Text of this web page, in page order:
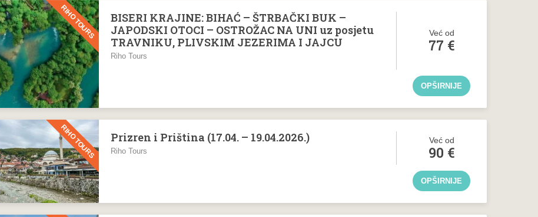
RIHO TOURS
BISERI KRAJINE: BIHAĆ – ŠTRBAČKI BUK –
JAPODSKI OTOCI – OSTROŽAC NA UNI uz posjetu
TRAVNIKU, PLIVSKIM JEZERIMA I JAJCU
Riho Tours
Već od
77 €
OPŠIRNIJE
RIHO TOURS Prizren i Priština (17.04. – 19.04.2026.)
Riho Tours
Već od
90 €
OPŠIRNIJE